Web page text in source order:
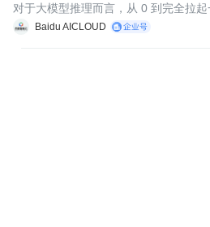
Baidu AICLOUD
对于大模型推理而言，从 0 到完全拉起
钟。我们以 Qwen3-235B 为例，把